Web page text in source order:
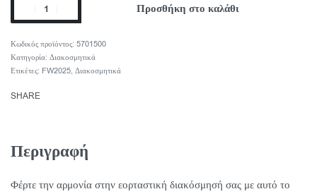
Προσθήκη στο καλάθι
5701500
Κατηγορία: Διακοσμητικά
Ετικέτες: FW2025, Διακοσμητικά
SHARE
Περιγραφή
Φέρτε την αρμονία στην εορταστική διακόσμησή σας με αυτό το